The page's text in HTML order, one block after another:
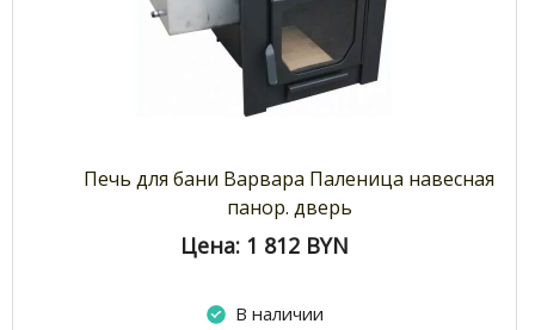
Печь для бани Варвара Паленица навесная
панор. дверь
Цена: 1 812 BYN
В наличии